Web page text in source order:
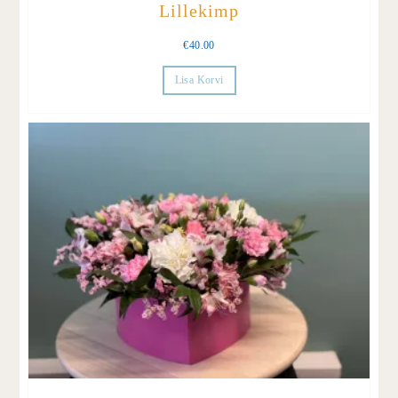
Lillekimp
€40.00
Lisa Korvi